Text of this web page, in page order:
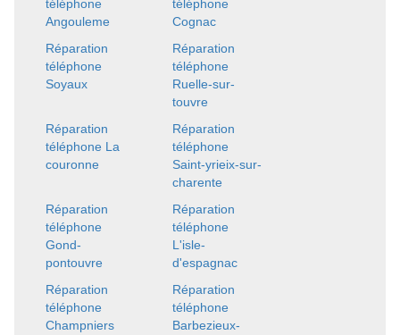
téléphone
Angouleme
téléphone
Cognac
Réparation
téléphone
Soyaux
Réparation
téléphone
Ruelle-sur-
touvre
Réparation
téléphone La
couronne
Réparation
téléphone
Saint-yrieix-sur-
charente
Réparation
téléphone
Gond-
pontouvre
Réparation
téléphone
L'isle-
d'espagnac
Réparation
téléphone
Champniers
Réparation
téléphone
Barbezieux-